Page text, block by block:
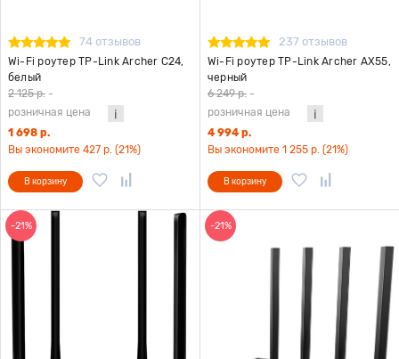
74 отзывов
Wi-Fi роутер TP-Link Archer C24,
белый
2 125 р. -
розничная цена
1 698 р.
Вы экономите 427 р. (21%)
В корзину
237 отзывов
Wi-Fi роутер TP-Link Archer AX55,
черный
6 249 р. -
розничная цена
4 994 р.
Вы экономите 1 255 р. (21%)
В корзину
-21% -21%